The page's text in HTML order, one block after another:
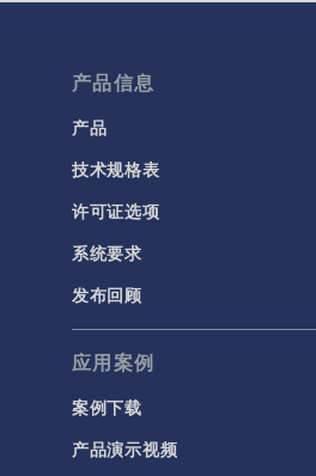
产品信息
产品
技术规格表
许可证选项
系统要求
发布回顾
应用案例
案例下载
产品演示视频